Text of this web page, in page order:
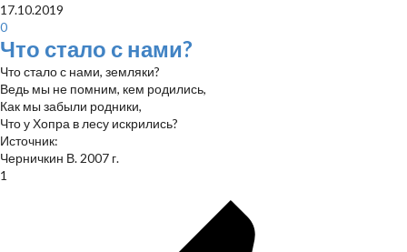
17.10.2019
0
Что стало с нами?
Что стало с нами, земляки?
Ведь мы не помним, кем родились,
Как мы забыли родники,
Что у Хопра в лесу искрились?
Источник:
Черничкин В. 2007 г.
1